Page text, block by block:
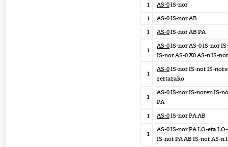
1
AS-0IS-nor
1
AS-0IS-nor AB
1
AS-0IS-nor AB PA
1
AS-0IS-nor AS-0 IS-nor
IS-nor AS-0 X0 AS-n IS-nor
1
AS-0IS-nor IS-nor IS-
zertarako
1
AS-0IS-nor IS-noren IS-
PA
1
AS-0IS-nor PA AB
1
AS-0IS-nor PA LO-eta
IS-nor PA AB IS-nor AS-n